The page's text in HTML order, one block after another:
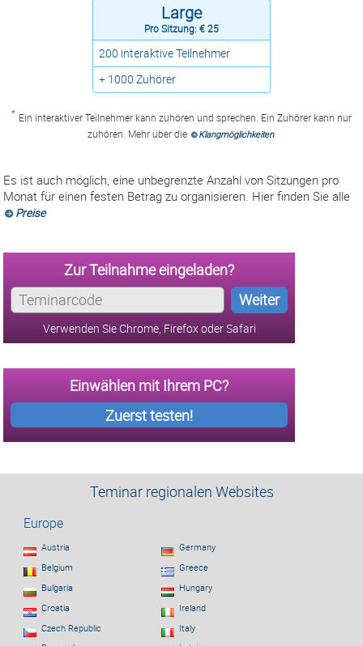
Large
Pro Sitzung: € 25
200 interaktive Teilnehmer
+ 1000 Zuhörer
* Ein interaktiver Teilnehmer kann zuhören und sprechen. Ein Zuhörer kann nur
zuhören. Mehr über die
Klangmöglichkeiten
Es ist auch möglich, eine unbegrenzte Anzahl von Sitzungen pro
Monat für einen festen Betrag zu organisieren. Hier finden Sie alle
Preise
Zur Teilnahme eingeladen?
Weiter
Verwenden Sie Chrome, Firefox oder Safari
Einwählen mit Ihrem PC?
Zuerst testen!
Teminar regionalen Websites
Europe
Austria
Belgium
Bulgaria
Croatia
Czech Republic
Germany
Greece
Hungary
Ireland
Italy